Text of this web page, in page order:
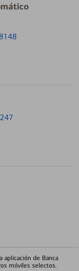
aplicación de Banca
móviles selectos.